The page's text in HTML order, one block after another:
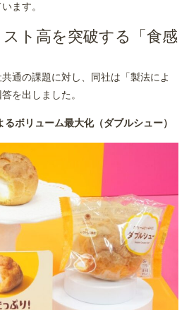
ます。
ト高を突破する「食感
通の課題に対し、同社は「製法によ
を出しました。
ボリューム最大化（ダブルシュー）